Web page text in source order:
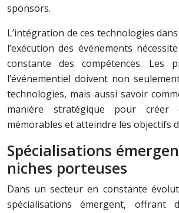
sponsors.
L’intégration de ces technologies
l’exécution des événements
constante des compétences. Les
l’événementiel doivent non
technologies, mais aussi savoir
manière stratégique pour créer
mémorables et atteindre les objectifs
Spécialisations
niches porteuses
Dans un secteur en constante
spécialisations émergent, offrant